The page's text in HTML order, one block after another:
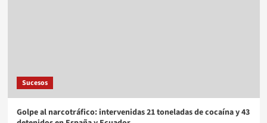
Sucesos
Golpe al narcotráfico: intervenidas 21 toneladas de cocaína y 43